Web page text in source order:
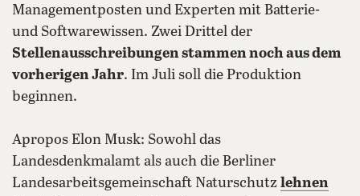
Managementposten und Experten mit Batterie-
und Softwarewissen. Zwei Drittel der
Stellenausschreibungen stammen noch aus dem
vorherigen Jahr. Im Juli soll die Produktion
beginnen.
Apropos Elon Musk: Sowohl das
Landesdenkmalamt als auch die Berliner
Landesarbeitsgemeinschaft Naturschutz lehnen